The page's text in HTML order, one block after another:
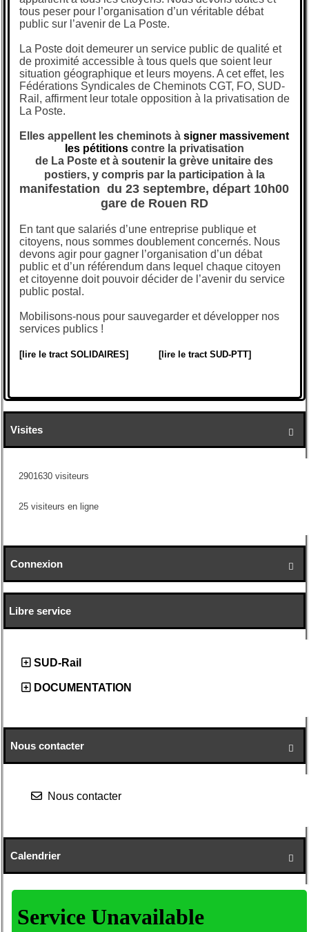

Visites
2901630 visiteurs
25 visiteurs en ligne

Connexion
Libre service
SUD-Rail
DOCUMENTATION

Nous contacter
Nous contacter

Calendrier
tous peser pour l’organisation d’un véritable débat
public sur l’avenir de La Poste.
La Poste doit demeurer un service public de qualité et
de proximité accessible à tous quels que soient leur
situation géographique et leurs moyens. A cet effet, les
Fédérations Syndicales de Cheminots CGT, FO, SUD-
Rail, affirment leur totale opposition à la privatisation de
La Poste.
Elles appellent les cheminots àsigner massivement
les pétitions contre la privatisation
de La Poste et à soutenir la grève unitaire des
postiers, y compris par la participation à la
manifestation du 23 septembre, départ 10h00
gare de Rouen RD
En tant que salariés d’une entreprise publique et
citoyens, nous sommes doublement concernés. Nous
devons agir pour gagner l’organisation d’un débat
public et d’un référendum dans lequel chaque citoyen
et citoyenne doit pouvoir décider de l’avenir du service
public postal.
Mobilisons-nous pour sauvegarder et développer nos
services publics !
[lire le tract SOLIDAIRES] [lire le tract SUD-PTT]